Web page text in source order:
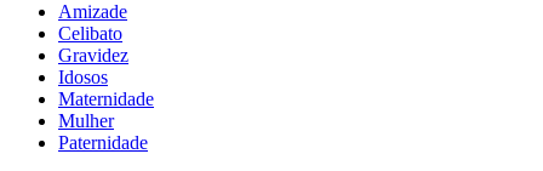
Amizade
Celibato
Gravidez
Idosos
Maternidade
Mulher
Paternidade